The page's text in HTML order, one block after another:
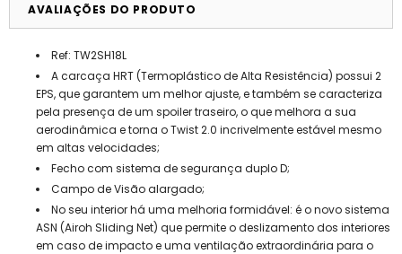
AVALIAÇÕES DO PRODUTO
Ref: TW2SH18L
A carcaça HRT (Termoplástico de Alta Resistência) possui 2
EPS, que garantem um melhor ajuste, e também se caracteriza
pela presença de um spoiler traseiro, o que melhora a sua
aerodinâmica e torna o Twist 2.0 incrivelmente estável mesmo
em altas velocidades;
Fecho com sistema de segurança duplo D;
Campo de Visão alargado;
No seu interior há uma melhoria formidável: é o novo sistema
ASN (Airoh Sliding Net) que permite o deslizamento dos interiores
em caso de impacto e uma ventilação extraordinária para o